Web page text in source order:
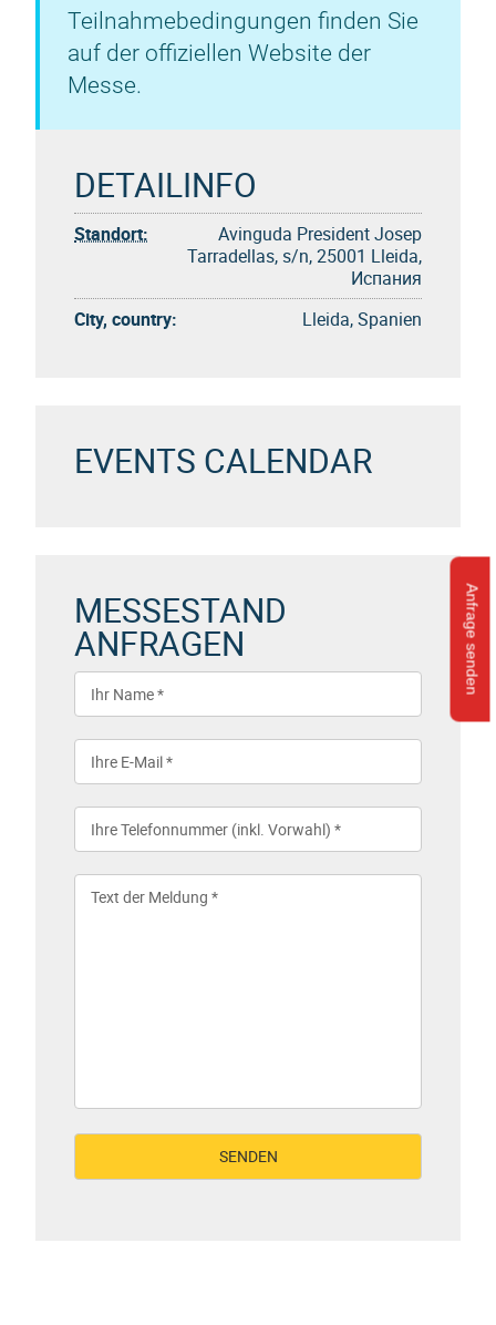
Anfrage senden
Teilnahmebedingungen finden Sie
auf der offiziellen Website der
Messe.
DETAILINFO
Standort:
Avinguda President Josep
Tarradellas, s/n, 25001 Lleida,
Испания
City, country:
Lleida, Spanien
EVENTS CALENDAR
MESSESTAND
ANFRAGEN